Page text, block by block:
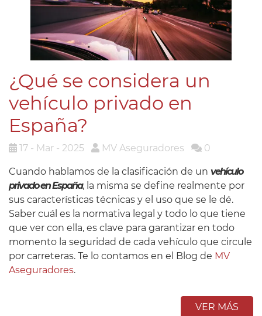
¿Qué se considera un
vehículo privado en
España?
17 - Mar - 2025 MV Aseguradores 0
Cuando hablamos de la clasificación de un vehículo
privado en España, la misma se define realmente por
sus características técnicas y el uso que se le dé.
Saber cuál es la normativa legal y todo lo que tiene
que ver con ella, es clave para garantizar en todo
momento la seguridad de cada vehículo que circule
por carreteras. Te lo contamos en el Blog de MV
Aseguradores.
VER MÁS